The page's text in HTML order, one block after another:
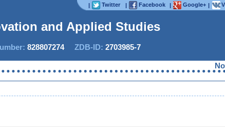
| Twitter | Facebook | Google+ |
and Applied Studies
828807274ZDB-ID: 2703985-7